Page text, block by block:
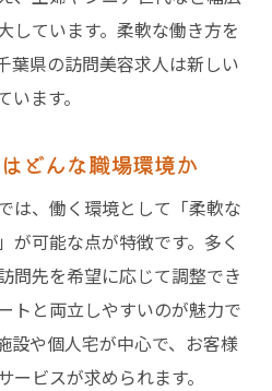
しています。柔軟な働き方を
葉県の訪問美容求人は新しい
ます。
どんな職場環境か
は、働く環境として「柔軟な
が可能な点が特徴です。多く
問先を希望に応じて調整でき
トと両立しやすいのが魅力で
設や個人宅が中心で、お客様
ビスが求められます。